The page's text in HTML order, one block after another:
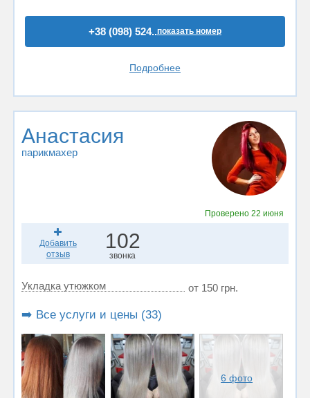
+38 (098) 524..показать номер
Подробнее
Анастасия
парикмахер
Проверено 22 июня
Добавить
отзыв
102
звонка
Укладка утюжком от 150 грн.
➡️ Все услуги и цены (33)
6 фото